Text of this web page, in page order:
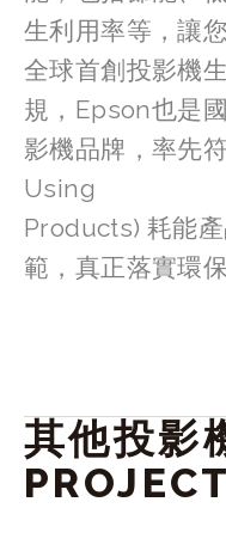
生利用率等，讓
全球首創投影機
規，Epson也是
影機品牌，率先
Using
Products) 耗能
範，真正落實環
其他投影